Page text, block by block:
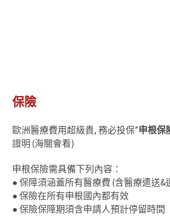
保險
歐洲醫療費用超級貴, 務必投保”申根保
證明 (海關會看)
申根保險需具備下列內容：
● 保障須涵蓋所有醫療費 (含醫療遣送&
● 保險在所有申根國內都有效
● 保險保障期須含申請人預計停留時間